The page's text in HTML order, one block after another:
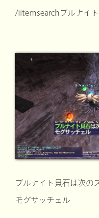
/iitemsearchブルナイ
ブルナイト貝石は次の
モグサッチェル